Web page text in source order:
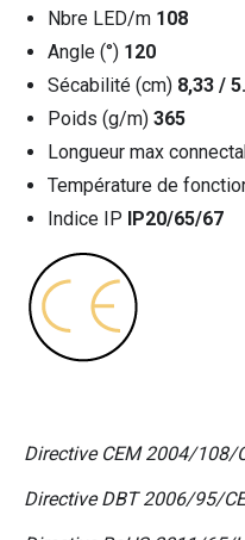
Nbre LED/m 108
Angle (°) 120
Sécabilité (cm) 8,33 /
Poids (g/m) 365
Longueur max
Température de
Indice IP IP20/65/67
Directive CEM 2004/108/
Directive DBT 2006/95/CE